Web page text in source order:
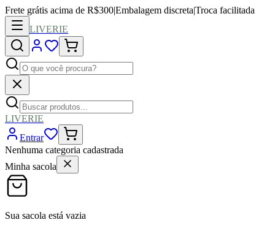
Frete grátis acima de R$300|Embalagem discreta|Troca facilitada
LIVERIE
LIVERIE
Entrar
Nenhuma categoria cadastrada
Minha sacola
Sua sacola está vazia